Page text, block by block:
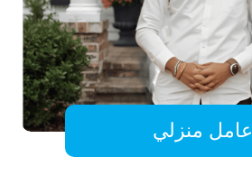
عامل منزلي